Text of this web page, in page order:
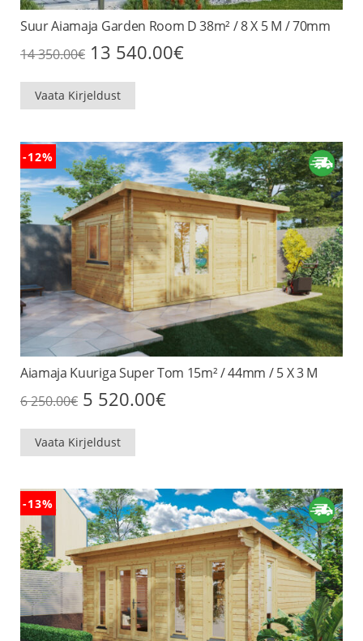
Suur Aiamaja Garden Room D 38m² / 8 X 5 M / 70mm
14 350.00€ Algne
hind
14
350.00€.
13 540.00€Praegune
Vaata Kirjeldust
-12%
Aiamaja Kuuriga Super Tom 15m² / 44mm / 5 X 3 M
6 250.00€ Algne
hind
6
250.00€.
5 520.00€Praegune
Vaata Kirjeldust
-13%